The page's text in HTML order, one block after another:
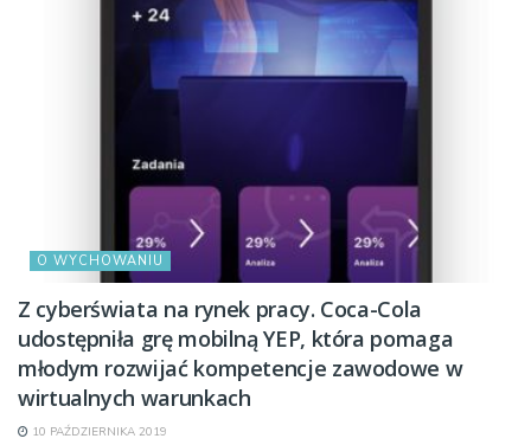
O WYCHOWANIU
Z cyberświata na rynek pracy. Coca-Cola
udostępniła grę mobilną YEP, która pomaga
młodym rozwijać kompetencje zawodowe w
wirtualnych warunkach
10 PAŹDZIERNIKA 2019